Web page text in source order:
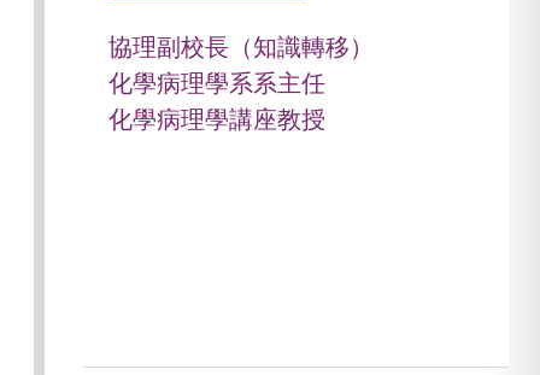
協理副校長（知識轉移）
化學病理學系系主任
化學病理學講座教授